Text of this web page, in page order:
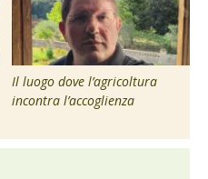
Il luogo dove l’agricoltura
incontra l’accoglienza